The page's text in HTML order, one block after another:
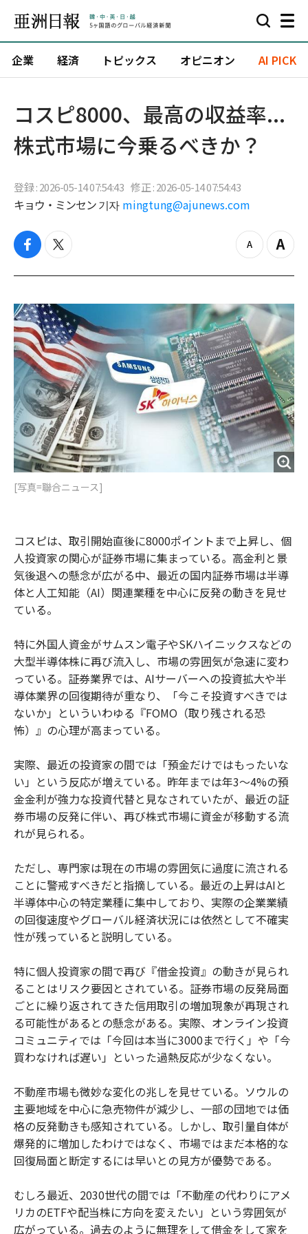
企業 経済 トピックス オピニオン AI PICK
コスピ8000、最高の収益率...
株式市場に今乗るべきか？
登録 : 2026-05-14 07:54:43 修正 : 2026-05-14 07:54:43
キョウ・ミンセン 기자 mingtung@ajunews.com
f
c
b
o
o
k
t
i
t
e
r
z
o
o
u
t
Z
o
i
n
[写真=聯合ニュース]
コスピは、取引開始直後に8000ポイントまで上昇し、個
人投資家の関心が証券市場に集まっている。高金利と景
気後退への懸念が広がる中、最近の国内証券市場は半導
体と人工知能（AI）関連業種を中心に反発の動きを見せ
ている。
特に外国人資金がサムスン電子やSKハイニックスなどの
大型半導体株に再び流入し、市場の雰囲気が急速に変わ
っている。証券業界では、AIサーバーへの投資拡大や半
導体業界の回復期待が重なり、「今こそ投資すべきでは
ないか」といういわゆる『FOMO（取り残される恐
怖）』の心理が高まっている。
実際、最近の投資家の間では「預金だけではもったいな
い」という反応が増えている。昨年までは年3〜4%の預
金金利が強力な投資代替と見なされていたが、最近の証
券市場の反発に伴い、再び株式市場に資金が移動する流
れが見られる。
ただし、専門家は現在の市場の雰囲気に過度に流される
ことに警戒すべきだと指摘している。最近の上昇はAIと
半導体中心の特定業種に集中しており、実際の企業業績
の回復速度やグローバル経済状況には依然として不確実
性が残っていると説明している。
特に個人投資家の間で再び『借金投資』の動きが見られ
ることはリスク要因とされている。証券市場の反発局面
ごとに繰り返されてきた信用取引の増加現象が再現され
る可能性があるとの懸念がある。実際、オンライン投資
コミュニティでは「今回は本当に3000まで行く」や「今
買わなければ遅い」といった過熱反応が少なくない。
不動産市場も微妙な変化の兆しを見せている。ソウルの
主要地域を中心に急売物件が減少し、一部の団地では価
格の反発動きも感知されている。しかし、取引量自体が
爆発的に増加したわけではなく、市場ではまだ本格的な
回復局面と断定するには早いとの見方が優勢である。
むしろ最近、2030世代の間では「不動産の代わりにアメ
リカのETFや配当株に方向を変えたい」という雰囲気が
広がっている。過去のように無理をして借金をして家を